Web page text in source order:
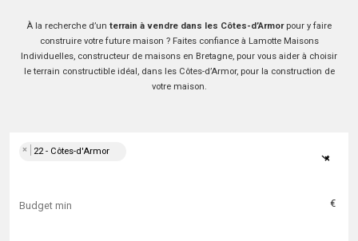
À la recherche d’un terrain à vendre dans les Côtes-d’Armorpour y faire
construire votre future maison ? Faites confiance à Lamotte Maisons
Individuelles, constructeur de maisons en Bretagne, pour vous aider à choisir
le terrain constructible idéal, dans les Côtes-d’Armor, pour la construction de
votre maison.
×
× 22 - Côtes-d'Armor
€